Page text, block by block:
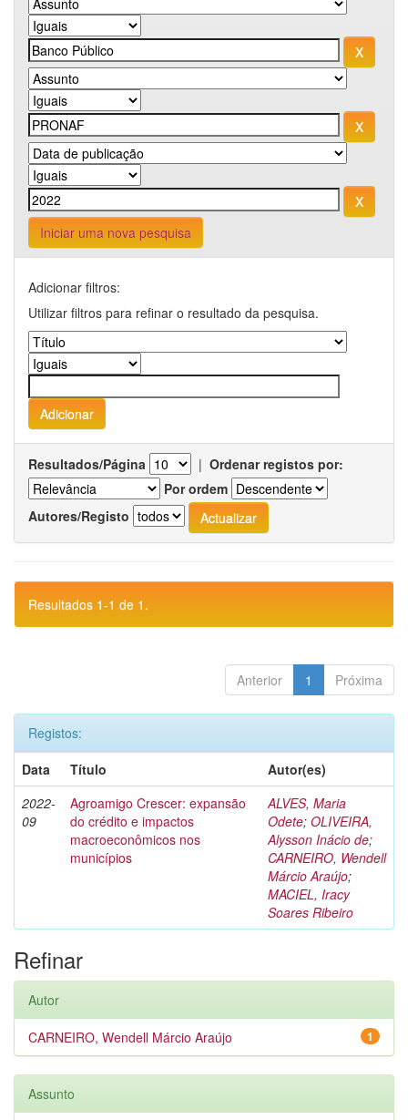
Iniciar uma nova pesquisa
Adicionar filtros:
Utilizar filtros para refinar o resultado da pesquisa.
Resultados/Página | Ordenar registos por:
Por ordem
Autores/Registo
Resultados 1-1 de 1.
Anterior 1 Próxima
Registos:
Data
Título
Autor(es)
2022-
09
Agroamigo Crescer: expansão
do crédito e impactos
macroeconômicos nos
municípios
ALVES, Maria
Odete; OLIVEIRA,
Alysson Inácio de;
CARNEIRO, Wendell
Márcio Araújo;
MACIEL, Iracy
Soares Ribeiro
Refinar
Autor
1
CARNEIRO, Wendell Márcio Araújo
Assunto